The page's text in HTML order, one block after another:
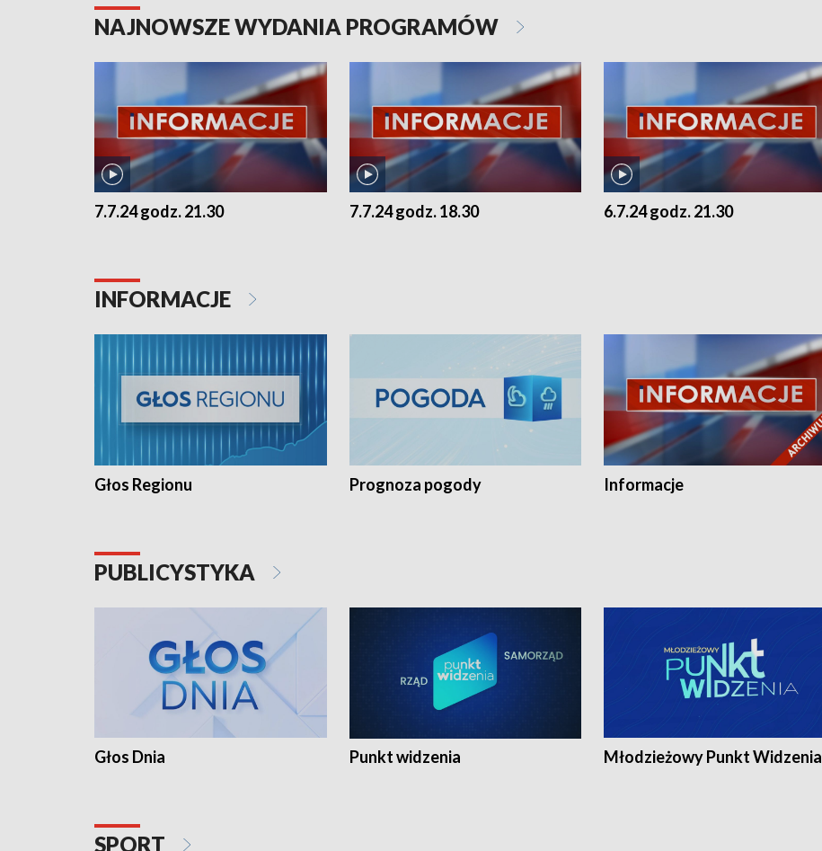
NAJNOWSZE WYDANIA PROGRAMÓW
7.7.24 godz. 21.30 7.7.24 godz. 18.30 6.7.24 godz. 21.30
INFORMACJE
Głos Regionu Prognoza pogody Informacje
PUBLICYSTYKA
Głos Dnia Punkt widzenia Młodzieżowy Punkt Widzenia
SPORT